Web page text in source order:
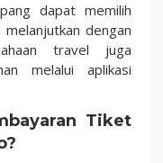
dapat memilih
dengan
travel juga
melalui aplikasi
Tiket